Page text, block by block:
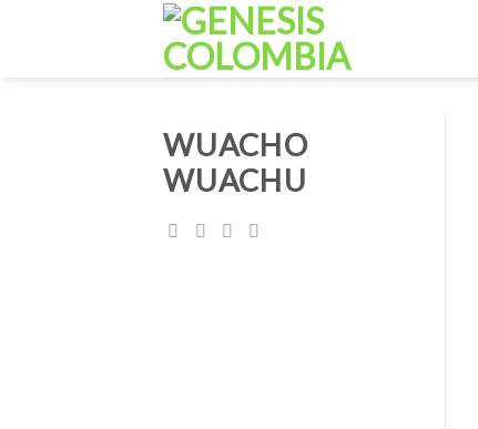
WUACHO
WUACHU